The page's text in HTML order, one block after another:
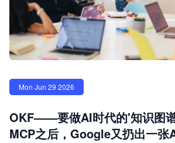
Mon Jun 29 2026
OKF——要做AI时代的'知识图
MCP之后，Google又扔出一张